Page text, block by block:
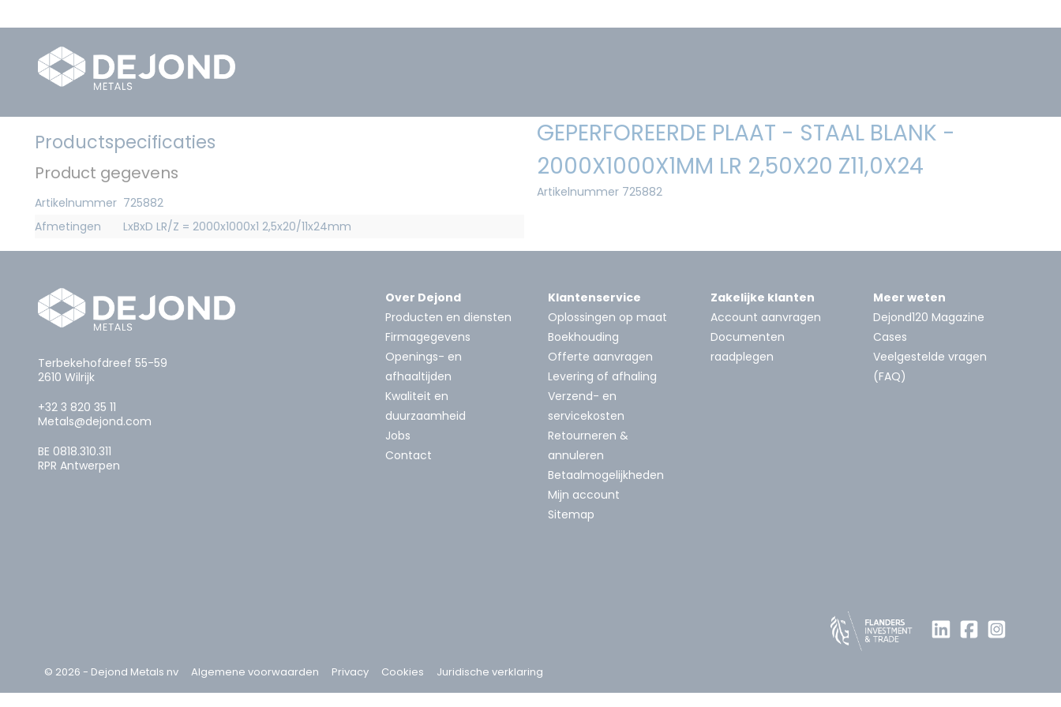
Productspecificaties
Product gegevens
Artikelnummer 725882
Afmetingen
LxBxD LR/Z = 2000x1000x1 2,5x20/11x24mm
GEPERFOREERDE PLAAT - STAAL BLANK -
2000X1000X1MM LR 2,50X20 Z11,0X24
Artikelnummer 725882
Terbekehofdreef 55-59
2610 Wilrijk
+32 3 820 35 11
Metals@dejond.com
BE 0818.310.311
RPR Antwerpen
Over Dejond
Producten en diensten
Firmagegevens
Openings- en
afhaaltijden
Kwaliteit en
duurzaamheid
Jobs
Contact
Klantenservice
Oplossingen op maat
Boekhouding
Offerte aanvragen
Levering of afhaling
Verzend- en
servicekosten
Retourneren &
annuleren
Betaalmogelijkheden
Mijn account
Sitemap
Zakelijke klanten
Account aanvragen
Documenten
raadplegen
Meer weten
Dejond120 Magazine
Cases
Veelgestelde vragen
(FAQ)
© 2026 - Dejond Metals nv Algemene voorwaarden Privacy Cookies Juridische verklaring